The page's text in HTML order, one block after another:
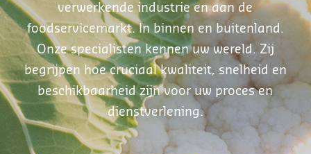
verwerkende industrie en aan de
foodservicemarkt. In binnen en buitenland.
Onze specialisten kennen uw wereld. Zij
begrijpen hoe cruciaal kwaliteit, snelheid en
beschikbaarheid zijn voor uw proces en
dienstverlening.